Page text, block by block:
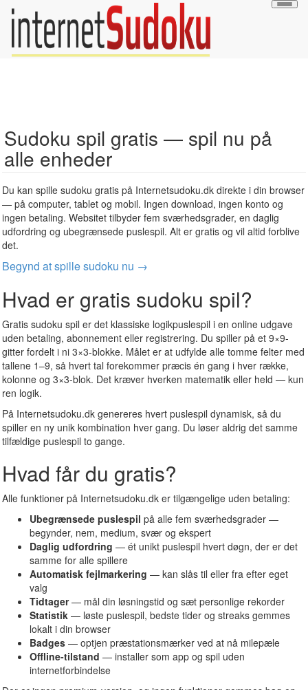
Sudoku spil gratis — spil nu på
alle enheder
Du kan spille sudoku gratis på Internetsudoku.dk direkte i din browser
— på computer, tablet og mobil. Ingen download, ingen konto og
ingen betaling. Websitet tilbyder fem sværhedsgrader, en daglig
udfordring og ubegrænsede puslespil. Alt er gratis og vil altid forblive
det.
Begynd at spille sudoku nu →
Hvad er gratis sudoku spil?
Gratis sudoku spil er det klassiske logikpuslespil i en online udgave
uden betaling, abonnement eller registrering. Du spiller på et 9×9-
gitter fordelt i ni 3×3-blokke. Målet er at udfylde alle tomme felter med
tallene 1–9, så hvert tal forekommer præcis én gang i hver række,
kolonne og 3×3-blok. Det kræver hverken matematik eller held — kun
ren logik.
På Internetsudoku.dk genereres hvert puslespil dynamisk, så du
spiller en ny unik kombination hver gang. Du løser aldrig det samme
tilfældige puslespil to gange.
Hvad får du gratis?
Alle funktioner på Internetsudoku.dk er tilgængelige uden betaling:
Ubegrænsede puslespil på alle fem sværhedsgrader —
begynder, nem, medium, svær og ekspert
Daglig udfordring — ét unikt puslespil hvert døgn, der er det
samme for alle spillere
Automatisk fejlmarkering — kan slås til eller fra efter eget
valg
Tidtager— mål din løsningstid og sæt personlige rekorder
Statistik — løste puslespil, bedste tider og streaks gemmes
lokalt i din browser
Badges — optjen præstationsmærker ved at nå milepæle
Offline-tilstand — installer som app og spil uden
internetforbindelse